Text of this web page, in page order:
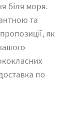
біля моря.
та
як
по